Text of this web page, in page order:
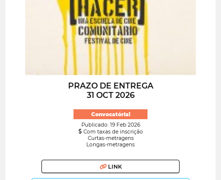
PRAZO DE ENTREGA
31 OCT 2026
Convocatória!
Publicado: 19 Feb 2026
Com taxas de inscrição
Curtas-metragens
Longas-metragens
LINK